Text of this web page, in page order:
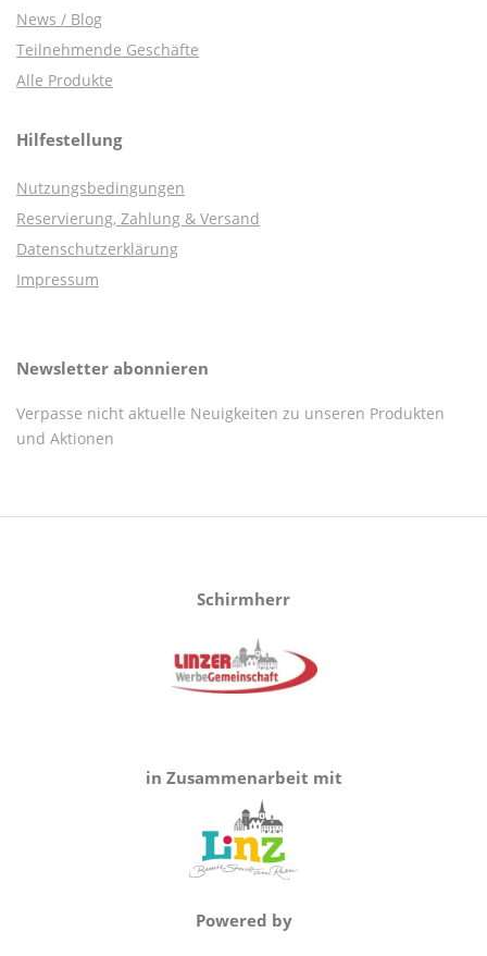
News / Blog
Teilnehmende Geschäfte
Alle Produkte
Hilfestellung
Nutzungsbedingungen
Reservierung, Zahlung & Versand
Datenschutzerklärung
Impressum
Newsletter abonnieren
Verpasse nicht aktuelle Neuigkeiten zu unseren Produkten
und Aktionen
Schirmherr
in Zusammenarbeit mit
Powered by